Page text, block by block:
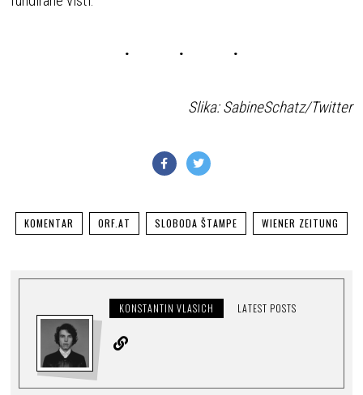
Slika: SabineSchatz/Twitter
KOMENTAR ORF.AT SLOBODA ŠTAMPE WIENER ZEITUNG
KONSTANTIN VLASICH LATEST POSTS